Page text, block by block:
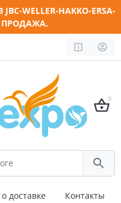
WELLER-HAKKO-ERSA-
ПРОДАЖА.
0
доставке Контакты